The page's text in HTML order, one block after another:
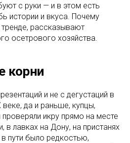
с руки — и в этом есть
истории и вкуса. Почему
рассказывают
осетрового хозяйства.
корни
и не с дегустаций в
да и раньше, купцы,
икру прямо на месте
в лавках на Дону, на пристанях
пути было редкостью,